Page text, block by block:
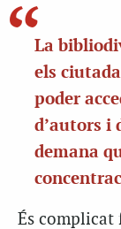
La
els
poder
d’autors i
demana
És complicat